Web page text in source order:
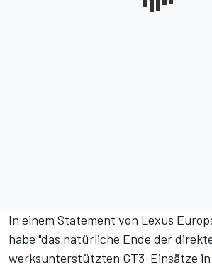
In einem Statement von Lexus
habe "das natürliche Ende der
werksunterstützten GT3-Einsätze